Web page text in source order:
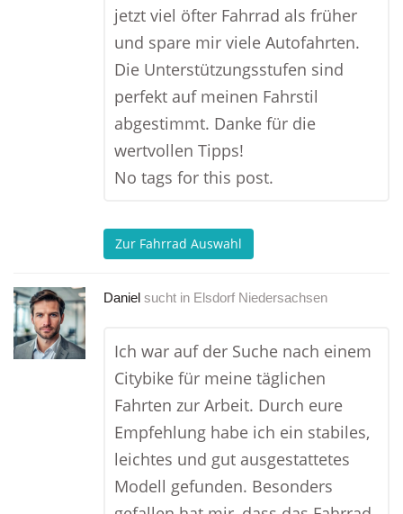
jetzt viel öfter Fahrrad als früher
und spare mir viele Autofahrten.
Die Unterstützungsstufen sind
perfekt auf meinen Fahrstil
abgestimmt. Danke für die
wertvollen Tipps!
No tags for this post.
Zur Fahrrad Auswahl
Daniel sucht in Elsdorf Niedersachsen
Ich war auf der Suche nach einem
Citybike für meine täglichen
Fahrten zur Arbeit. Durch eure
Empfehlung habe ich ein stabiles,
leichtes und gut ausgestattetes
Modell gefunden. Besonders